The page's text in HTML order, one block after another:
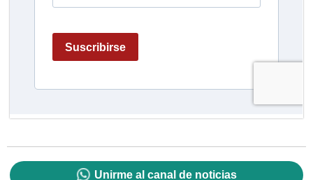
Unirme al canal de noticias